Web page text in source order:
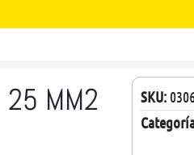
25 MM2 SKU: